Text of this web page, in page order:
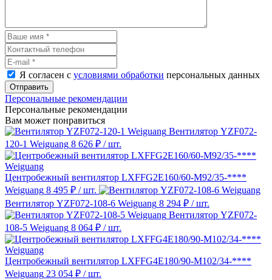
Я согласен с условиями обработки персональных данных
Отправить
Персональные рекомендации
Персональные рекомендации
Вам может понравиться
Вентилятор YZF072-
120-1 Weiguang 8 626 ₽ / шт.
Центробежный вентилятор LXFFG2E160/60-M92/35-****
Weiguang 8 495 ₽ / шт.
Вентилятор YZF072-108-6 Weiguang 8 294 ₽ / шт.
Вентилятор YZF072-
108-5 Weiguang 8 064 ₽ / шт.
Центробежный вентилятор LXFFG4E180/90-M102/34-****
Weiguang 23 054 ₽ / шт.